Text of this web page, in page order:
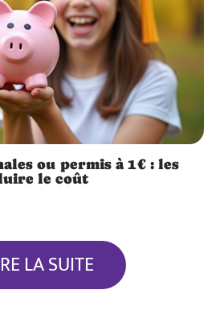
ou permis à 1€ : les
le coût
LA SUITE